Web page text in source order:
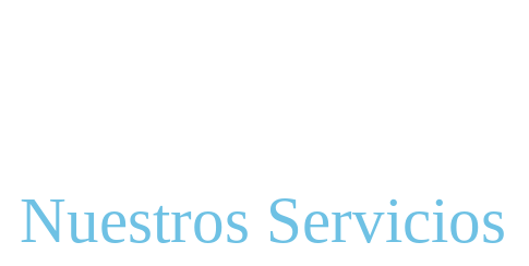
Nuestros Servicios